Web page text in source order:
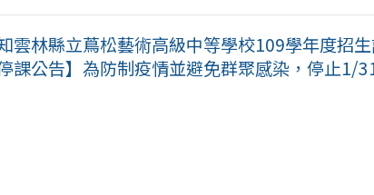
雲林縣立蔦松藝術高級中等學校109學年度招
停課公告】為防制疫情並避免群聚感染，停止1/